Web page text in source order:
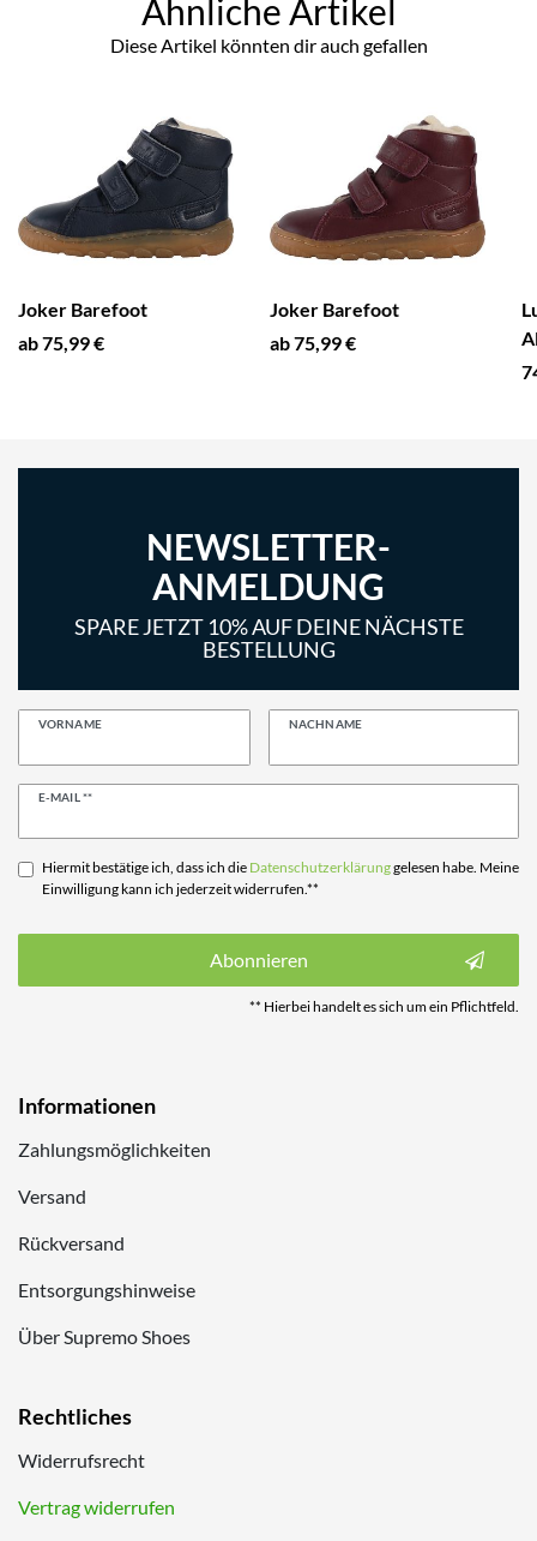
Ähnliche Artikel
Diese Artikel könnten dir auch gefallen
Joker Barefoot
ab 75,99 €
Joker Barefoot
ab 75,99 €
NEWSLETTER-
ANMELDUNG
SPARE JETZT 10% AUF DEINE NÄCHSTE
BESTELLUNG
VORNAME NACHNAME
E-MAIL **
Newsletter
Hiermit bestätige ich, dass ich die Daten­schutz­erklärunggelesen habe. Meine
Einwilligung kann ich jederzeit widerrufen.**
Abonnieren
** Hierbei handelt es sich um ein Pflichtfeld.
Informationen
Zahlungsmöglichkeiten
Versand
Rückversand
Entsorgungshinweise
Über Supremo Shoes
Rechtliches
Widerrufsrecht
Vertrag widerrufen